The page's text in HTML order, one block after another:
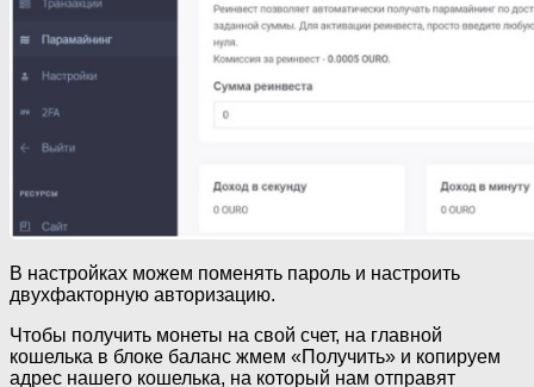
В настройках можем поменять пароль и настроить
двухфакторную авторизацию.
Чтобы получить монеты на свой счет, на главной
кошелька в блоке баланс жмем «Получить» и копируем
адрес нашего кошелька, на который нам отправят